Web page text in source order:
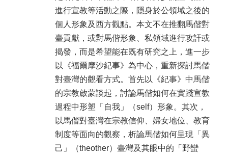
進行宣教等活動之際，隱身於公領域之後的
個人形象及西方觀點。本文不在推翻馬偕對
臺貢獻，或對馬偕形象、私領域進行攻訐或
揭發，而是希望能在既有研究之上，進一步
以《福爾摩沙紀事》為中心，重新探討馬偕
對臺灣的觀看方式。首先以《紀事》中馬偕
的宗教啟蒙談起，討論馬偕如何在實踐宣教
過程中形塑「自我」（self）形象。其次，
以馬偕對臺灣在宗教信仰、婦女地位、教育
制度等面向的觀察，析論馬偕如何呈現「異
己」（theother）臺灣及其眼中的「野蠻